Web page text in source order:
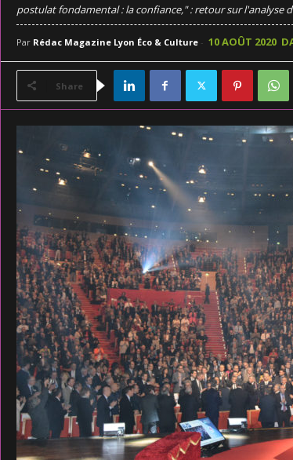
postulat fondamental : la confiance," : retour sur l'analyse
Par Rédac Magazine Lyon Éco & Culture- 10 AOÛT 2020
Share